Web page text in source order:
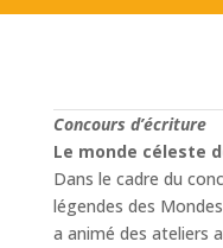
Concours d’écriture
Le monde céleste
Dans le cadre du
légendes des
a animé des ateliers